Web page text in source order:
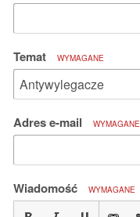
Temat WYMAGANE
Adres e-mail WYMAGANE
Wiadomość WYMAGANE